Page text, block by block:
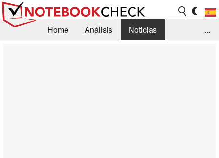
Home Análisis
Noticias
...